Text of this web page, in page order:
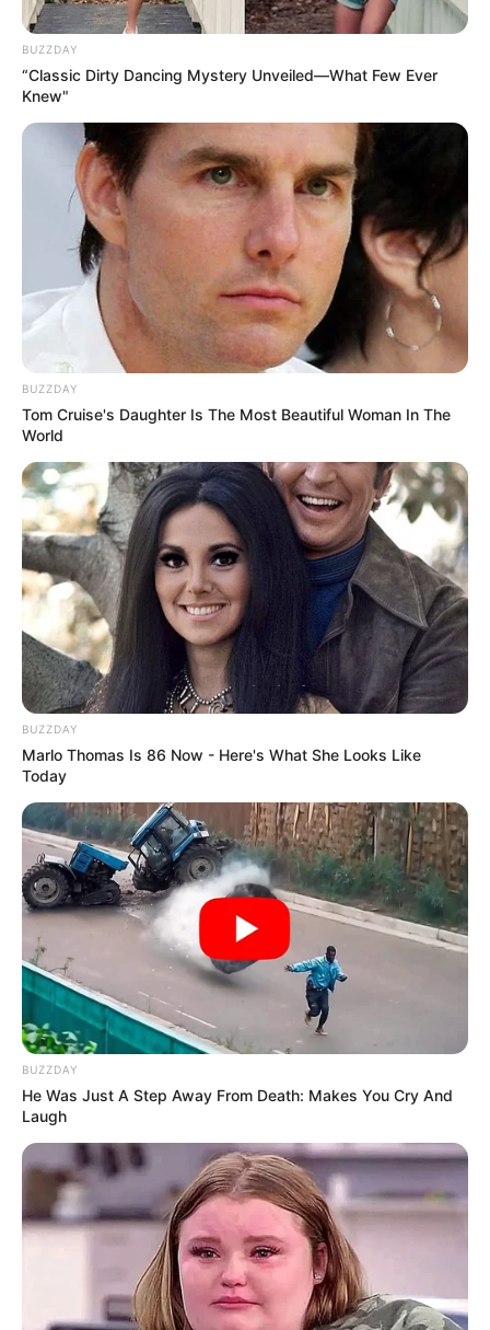
BUZZDAY
“Classic Dirty Dancing Mystery Unveiled—What Few Ever
Knew"
BUZZDAY
Tom Cruise's Daughter Is The Most Beautiful Woman In The
World
BUZZDAY
Marlo Thomas Is 86 Now - Here's What She Looks Like
Today
BUZZDAY
He Was Just A Step Away From Death: Makes You Cry And
Laugh